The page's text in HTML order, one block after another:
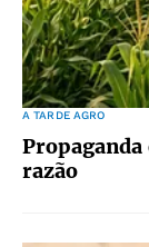
A TARDE AGRO
Propaganda
razão